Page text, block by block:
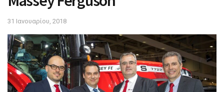
31 Ιανουαρίου, 2018